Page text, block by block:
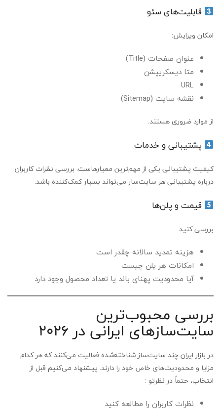
قابلیت‌های سئو
امکان ویرایش:
عنوان صفحات (Title)
متا دیسکریپشن
URL
نقشه سایت (Sitemap)
از موارد ضروری هستند.
پشتیبانی و خدمات
کیفیت پشتیبانی یکی از مهم‌ترین معیارهاست. بررسی نظرات کاربران
درباره پشتیبانی هر سایت‌ساز می‌تواند بسیار کمک‌کننده باشد.
قیمت و پلن‌ها
بررسی کنید:
هزینه تمدید سالانه چقدر است
امکانات هر پلن چیست
آیا محدودیت پهنای باند یا تعداد محصول وجود دارد
بررسی محبوب‌ترین
سایت‌سازهای ایرانی در ۲۰۲۶
در بازار ایران چند سایت‌ساز شناخته‌شده فعالیت می‌کنند که هر کدام
مزایا و محدودیت‌های خاص خود را دارند. پیشنهاد می‌کنیم قبل از
انتخاب، حتماً در نظرتو :
نظرات کاربران را مطالعه کنید